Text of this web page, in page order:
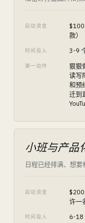
启动资金
款）
时间投入 3-9
第一动作
狠狠
读写
和预
迁到
小班与产品
日程已经排满、想
启动资金
许一
时间投入 6-18